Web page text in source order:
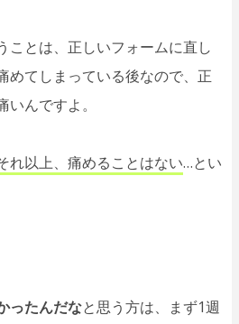
ことは、正しいフォームに直し
めてしまっている後なので、正
んですよ。
れ以上、痛めることはない…とい
ったんだなと思う方は、まず1週